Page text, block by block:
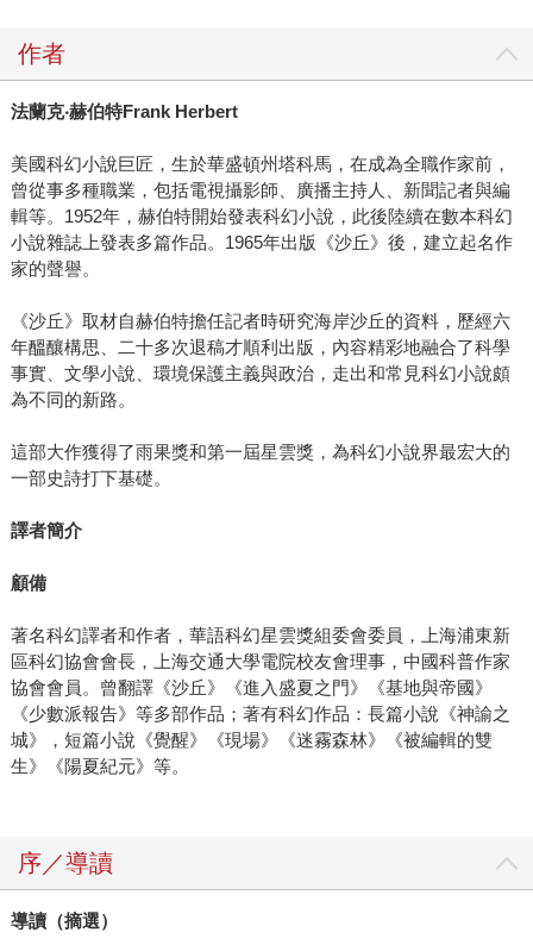
作者
法蘭克‧赫伯特Frank Herbert
美國科幻小說巨匠，生於華盛頓州塔科馬，在成為全職作家前，
曾從事多種職業，包括電視攝影師、廣播主持人、新聞記者與編
輯等。1952年，赫伯特開始發表科幻小說，此後陸續在數本科幻
小說雜誌上發表多篇作品。1965年出版《沙丘》後，建立起名作
家的聲譽。
《沙丘》取材自赫伯特擔任記者時研究海岸沙丘的資料，歷經六
年醞釀構思、二十多次退稿才順利出版，內容精彩地融合了科學
事實、文學小說、環境保護主義與政治，走出和常見科幻小說頗
為不同的新路。
這部大作獲得了雨果獎和第一屆星雲獎，為科幻小說界最宏大的
一部史詩打下基礎。
譯者簡介
顧備
著名科幻譯者和作者，華語科幻星雲獎組委會委員，上海浦東新
區科幻協會會長，上海交通大學電院校友會理事，中國科普作家
協會會員。曾翻譯《沙丘》《進入盛夏之門》《基地與帝國》
《少數派報告》等多部作品；著有科幻作品：長篇小說《神諭之
城》，短篇小說《覺醒》《現場》《迷霧森林》《被編輯的雙
生》《陽夏紀元》等。
序／導讀
導讀（摘選）